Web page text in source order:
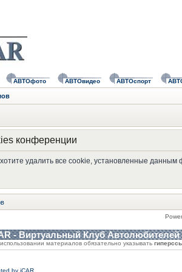
АВТОфото АВТОвидео АВТОспорт
конференции
удалить все cookie, установленные
- Виртуальный Клуб Автолюбителей
материалов обязательно указывать